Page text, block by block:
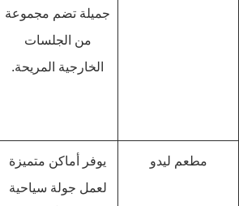
جميلة تضم مجموعة
من الجلسات
الخارجية المريحة.
مطعم ليدو
يوفر أماكن متميزة
لعمل جولة سياحية